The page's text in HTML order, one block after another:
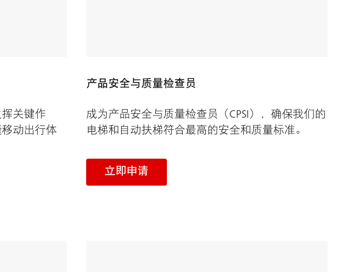
关键作
动出行体
产品安全与质量检查员
成为产品安全与质量检查员（CPSI），确保我们的
电梯和自动扶梯符合最高的安全和质量标准。
立即申请